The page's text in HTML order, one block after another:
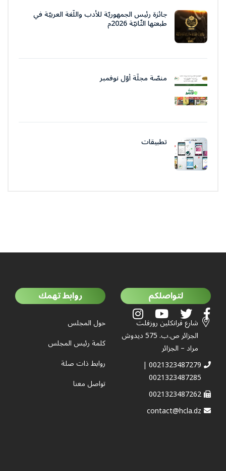
جائزة رئيس الجمهوريّة للأدب واللّغة العربيّة في
طبعتها الثّانيّة 2026م
منصّة مجلّة أوّل نوفمبر
تطبيقات
لتواصلكم
شارع فرانكلين روزفلت
الجزائر ص.ب. 575 ديدوش
مراد – الجزائر
0021323487279 |
0021323487285
0021323487262
contact@hcla.dz
روابط تهمك
حول المجلس
كلمة رئيس المجلس
روابط ذات صلة
تواصل معنا